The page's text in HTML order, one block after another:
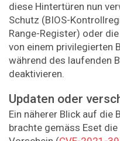
diese Hintertüren nun
Schutz (BIOS-
Range-Register) oder
von einem privilegierten
während des laufenden
deaktivieren.
Updaten oder
Ein näherer Blick auf die
brachte gemäss Eset